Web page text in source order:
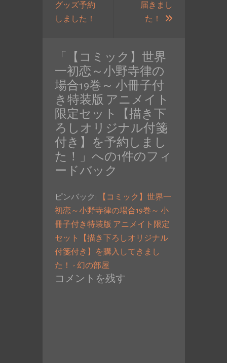
グッズ予約
しました！
投
稿:
届きまし
た！
次
「
【コミック】世界
一初恋～小野寺律の
場合19巻～ 小冊子付
き特装版 アニメイト
限定セット【描き下
ろしオリジナル付箋
付き】を予約しまし
た！
」への1件のフィ
ードバック
ピンバック:
【コミック】世界一
初恋～小野寺律の場合19巻～ 小
冊子付き特装版 アニメイト限定
セット【描き下ろしオリジナル
付箋付き】を購入してきまし
た！ - 幻の部屋
コメントを残す